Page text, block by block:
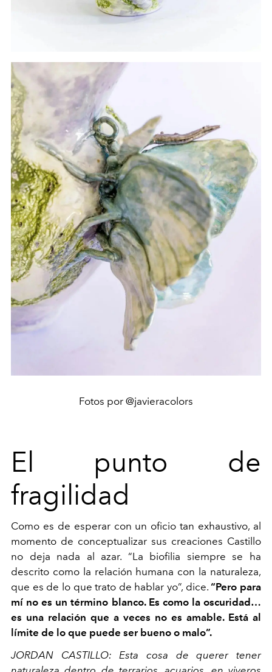
Fotos por @javieracolors
El punto de
fragilidad
Como es de esperar con un oficio tan exhaustivo, al
momento de conceptualizar sus creaciones Castillo
no deja nada al azar. “La biofilia siempre se ha
descrito como la relación humana con la naturaleza,
que es de lo que trato de hablar yo”, dice.“Pero para
mí no es un término blanco. Es como la oscuridad…
es una relación que a veces no es amable. Está al
límite de lo que puede ser bueno o malo”.
JORDAN CASTILLO: Esta cosa de querer tener